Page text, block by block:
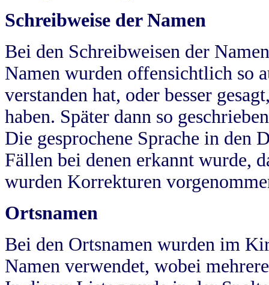
Schreibweise der Namen
Bei den Schreibweisen der
Namen wurden offensichtlich so
verstanden hat, oder besser
haben. Später dann so
Die gesprochene Sprache in
Fällen bei denen erkannt wurde,
wurden Korrekturen
Ortsnamen
Bei den Ortsnamen wurden im
Namen verwendet, wobei